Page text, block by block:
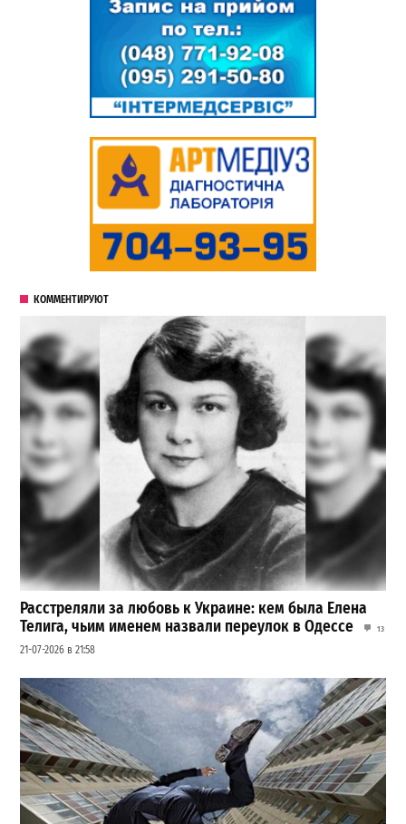
КОММЕНТИРУЮТ
Расстреляли за любовь к Украине: кем была Елена
Телига, чьим именем назвали переулок в Одессе
13
21-07-2026 в 21:58